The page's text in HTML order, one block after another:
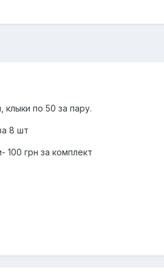
клыки по 50 за пару.
8 шт
100 грн за комплект